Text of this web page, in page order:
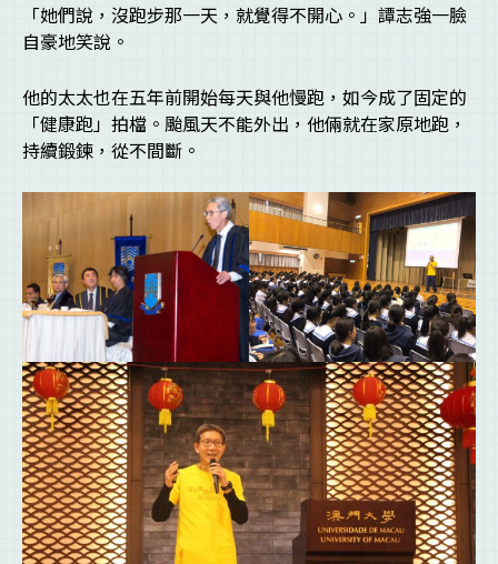
「她們說，沒跑步那一天，就覺得不開心。」譚志強一臉
自豪地笑說。
他的太太也在五年前開始每天與他慢跑，如今成了固定的
「健康跑」拍檔。颱風天不能外出，他倆就在家原地跑，
持續鍛鍊，從不間斷。